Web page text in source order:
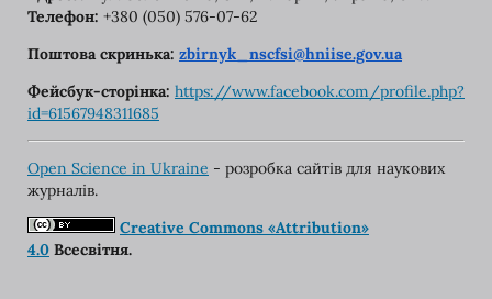
Телефон: +380 (050) 576-07-62
Поштова скринька: zbirnyk_nscfsi@hniise.gov.ua
Фейсбук-сторінка: https://www.facebook.com/profile.php?
id=61567948311685
Open Science in Ukraine - розробка сайтів для наукових
журналів.
Creative Commons «Attribution»
4.0Всесвітня.